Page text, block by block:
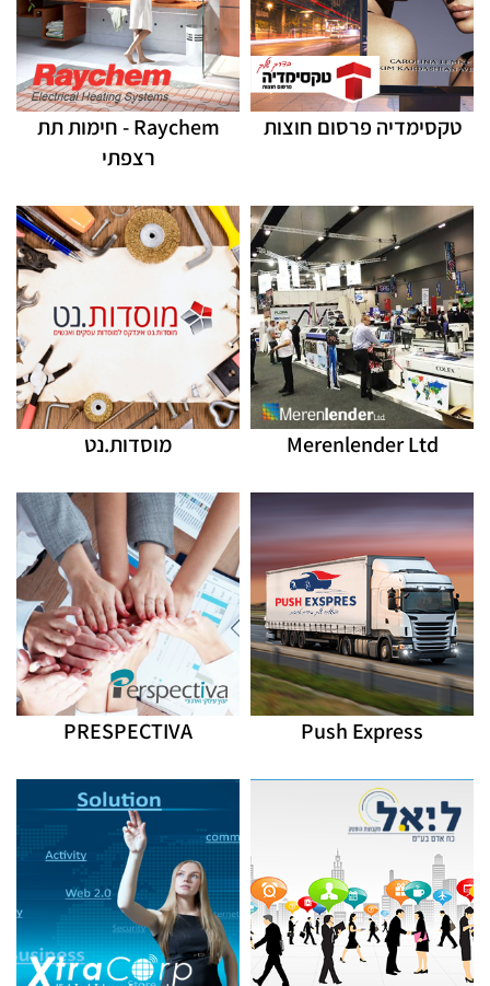
טקסימדיה פרסום חוצות
Raychem - חימות תת
רצפתי
Merenlender Ltd מוסדות.נט
Push Express
PRESPECTIVA